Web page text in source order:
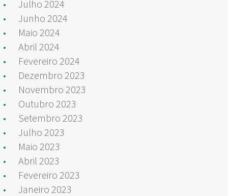
Julho 2024
Junho 2024
Maio 2024
Abril 2024
Fevereiro 2024
Dezembro 2023
Novembro 2023
Outubro 2023
Setembro 2023
Julho 2023
Maio 2023
Abril 2023
Fevereiro 2023
Janeiro 2023